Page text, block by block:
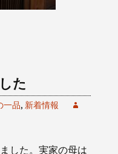
た
一品, 新着情報
した。実家の母は